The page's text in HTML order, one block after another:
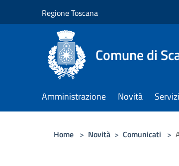
Regione Toscana
Comune di
Amministrazione Novità Servizi
Home > Novità > Comunicati >